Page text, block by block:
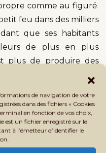
de navigation de votre
dans des fichiers « Cookies
en fonction de vos choix,
est un fichier enregistré sur le
à l’émetteur d’identifier le
comme au figuré.
feu dans des milliers
que ses habitants
de plus en plus
plus de produire des
la déforestation : elle
de réguler et de
sahéliennes dans leur
vers un autre rapport
plus rien à brûler.